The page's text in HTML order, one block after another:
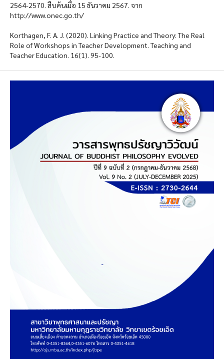
2564-2570. สืบค้นเมื่อ 15 ธันวาคม 2567. จาก
http://www.onec.go.th/
Korthagen, F. A. J. (2020). Linking Practice and Theory: The Real
Role of Workshops in Teacher Development. Teaching and
Teacher Education. 16(1). 95-100.